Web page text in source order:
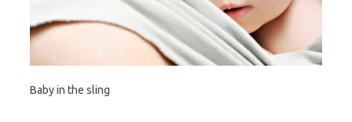
Baby in the sling